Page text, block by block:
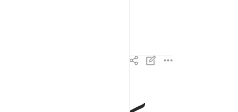
وَلَآ أُقْسِمُ بِٱلنَّفْسِ ٱللَّوَّامَةِ ٢